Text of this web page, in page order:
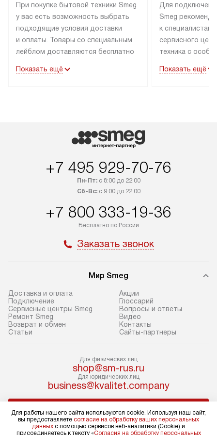
При покупке бытовой техники Smeg
у вас есть возможность выбрать
подходящие условия доставки
и оплаты. Товары со специальным
лейблом доставляются бесплатно
до подъезда. Доставка за пределы
в течение трех дней. Доставка
в Санкт-Петербург и другие
транспортные компании. После
100% предоплаты мы бесплатно
доставляем заказ до офиса
Пожалуйста, уточняйте условия
доставки у менеджера при
упакованный товар до подъезда.
Если вам необходимо доставить
покупку до двери вашей квартиры
или места установки, пожалуйста,
предварительно согласуйте это
Обратите внимание на размеры
товара: например, если габариты
холодильника не позволяют
пронести его через дверной проем,
сотрудники транспортной службы
не имеют права производить
демонтаж дверцы, ручек или других
Показать ещё
Для
Smeg
к специалистам
сервисного
техника с
коммуникациям.
от типа
доступным на
монтаж не
коммуникаций,
материалы,
и
Показать ещё
+7 495 929-70-76
Пн-Пт:с 8:00 до 22:00
Сб-Вс:с 9:00 до 22:00
+7 800 333-19-36
Бесплатно по России
Заказать звонок
Мир Smeg
Доставка и оплата
Подключение
Сервисные центры Smeg
Ремонт Smeg
Возврат и обмен
Статьи
Акции
Глоссарий
Вопросы и ответы
Видео
Контакты
Сайты-партнеры
Для физических лиц
shop@sm-rus.ru
Для юридических лиц
business@kvalitet.company
Политика конфиденциальности
Для работы нашего сайта используются cookie. Используя наш сайт,
вы предоставляете согласие на обработку ваших персональных
данных с помощью сервисов веб-аналитики (Cookie) и
присоединяетесь к тексту «Согласия на обработку персональных